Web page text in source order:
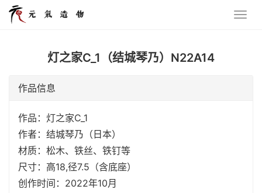
灯之家C_1（结城琴乃）N22A14
作品信息
作品：灯之家C_1
作者：结城琴乃（日本）
材质：松木、铁丝、铁钉等
尺寸：高18,径7.5（含底座）
创作时间：2022年10月